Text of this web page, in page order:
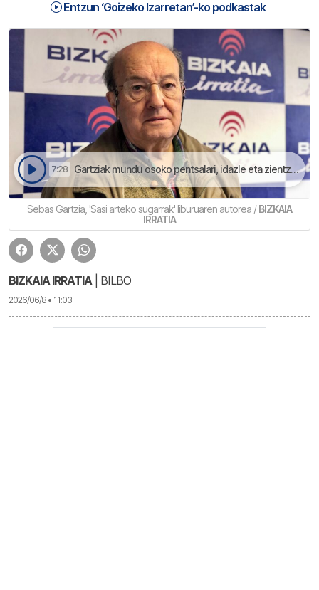
Entzun ‘Goizeko Izarretan’-ko podkastak
7:28 Gartziak mundu osoko pentsalari, idazle eta zientzialariak aitatzen ditu bere obra barrian | Goizeko Izarretan
Sebas Gartzia, 'Sasi arteko sugarrak' liburuaren autorea /BIZKAIA
IRRATIA
BIZKAIA IRRATIA| BILBO
2026/06/8 • 11:03